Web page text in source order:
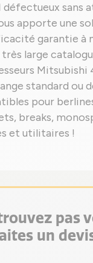
défectueux sans
apporte une
garantie à
large
Mitsubishi
standard ou
pour
breaks,
et utilitaires !
pas
un